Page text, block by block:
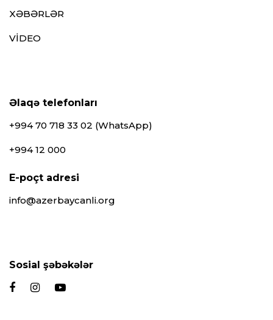
XƏBƏRLƏR
VİDEO
Əlaqə telefonları
+994 70 718 33 02 (WhatsApp)
+994 12 000
E-poçt adresi
info@azerbaycanli.org
Sosial şəbəkələr